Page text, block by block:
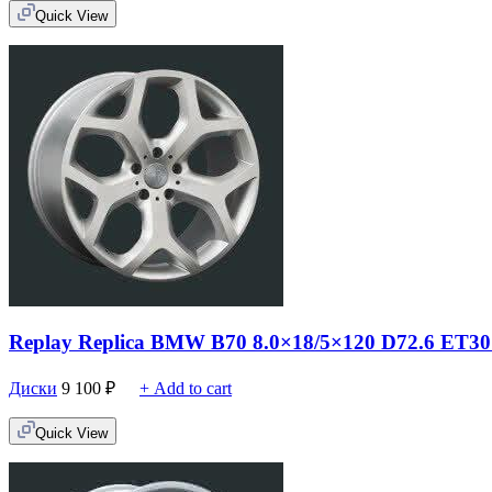
Quick View
Replay Replica BMW B70 8.0×18/5×120 D72.6
Диски 9 100 ₽ + Add to cart
Quick View